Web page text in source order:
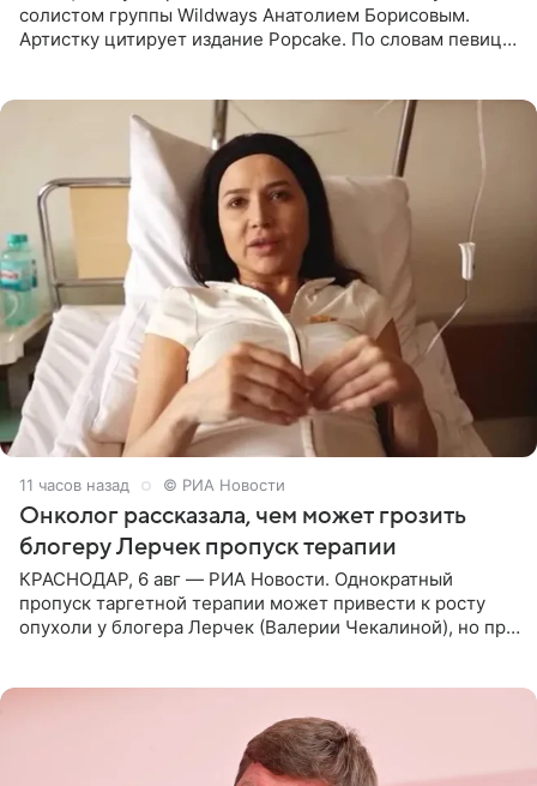
солистом группы Wildways Анатолием Борисовым.
Артистку цитирует издание Popcake. По словам певицы,
11 часов назад © РИА Новости
Онколог рассказала, чем может грозить
блогеру Лерчек пропуск терапии
КРАСНОДАР, 6 авг — РИА Новости. Однократный
пропуск таргетной терапии может привести к росту
опухоли у блогера Лерчек (Валерии Чекалиной), но при